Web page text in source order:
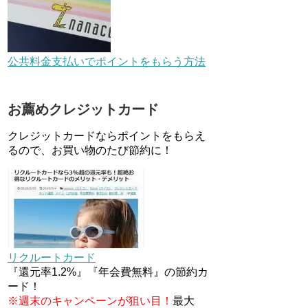
デジタルギフト改悪でいろいろ
らべるギフト」がファミリマー
WAON1%還元で新ルート誕
生！？
JCBカードWでApple Pay追加
時のナビダイヤル0570を回避す
る方法
住信SBIネット銀行のデビット
カードPoint＋で最大2%還元！
V NEOバンクデビットとどっち
が良い？条件などまとめ
公共料金支払いでポイントをもらう方法
お薦めクレジットカード
クレジットカードならポイントをもらえ
るので、お買い物のたび節約に！
リクルートカード
『還元率1.2%』『年会費無料』の節約カ
ード！
※週末のキャンペーンが狙い目！ 最大